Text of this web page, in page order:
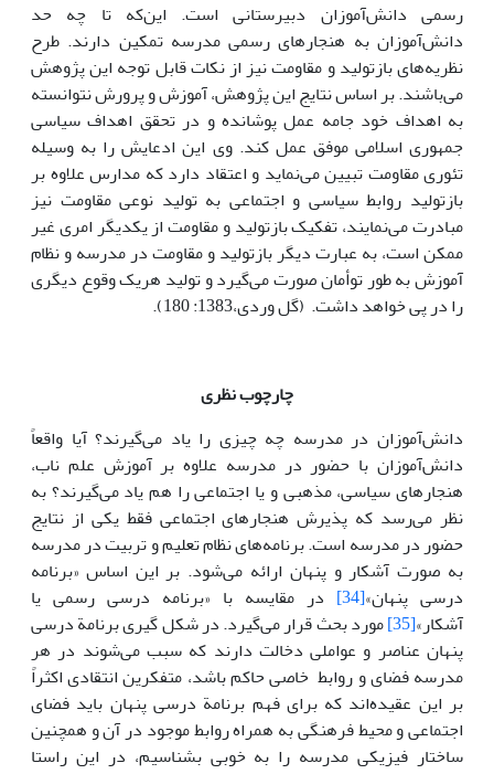
رسمی دانش‌آموزان دبیرستانی است. این‌که تا چه حد
دانش‌آموزان به هنجارهای رسمی مدرسه تمکین دارند. طرح
نظریه‌های بازتولید و مقاومت نیز از نکات قابل توجه این پژوهش
می‌باشند. بر اساس نتایج این پژوهش، آموزش و پرورش نتوانسته
به اهداف خود جامه عمل پوشانده و در تحقق اهداف سیاسی
جمهوری اسلامی موفق عمل کند. وی این ادعایش را به وسیله
تئوری مقاومت تبیین می‌نماید و اعتقاد دارد که مدارس علاوه بر
بازتولید روابط سیاسی و اجتماعی به تولید نوعی مقاومت نیز
مبادرت می‌نمایند، تفکیک بازتولید و مقاومت از یکدیگر امری غیر
ممکن است، به عبارت دیگر بازتولید و مقاومت در مدرسه و نظام
آموزش به طور توأمان صورت می‌گیرد و تولید هریک وقوع دیگری
را در پی خواهد داشت. (گل وردی،1383: 180).
چارچوب نظری
دانش‌آموزان در مدرسه چه چیزی را یاد می‌گیرند؟ آیا واقعاً
دانش‌آموزان با حضور در مدرسه علاوه بر آموزش علم ناب،
هنجارهای سیاسی، مذهبی و یا اجتماعی را هم یاد می‌گیرند؟ به
نظر می‌رسد که پذیرش هنجارهای اجتماعی فقط یکی از نتایج
حضور در مدرسه است. برنامه‌های نظام تعلیم و تربیت در مدرسه
به صورت آشکار و پنهان ارائه می‌شود. بر این اساس «برنامه
درسی پنهان»[34]
در مقایسه با «برنامه درسی رسمی یا
آشکار»[35]
مورد بحث قرار می‌گیرد. در شکل گیری برنامة درسی
پنهان عناصر و عواملی دخالت دارند که سبب می‌شوند در هر
مدرسه فضای و روابط خاصی حاکم باشد، متفکرین انتقادی اکثراً
بر این عقیده‌اند که برای فهم برنامة درسی پنهان باید فضای
اجتماعی و محیط فرهنگی به همراه روابط موجود در آن و همچنین
ساختار فیزیکی مدرسه را به خوبی بشناسیم، در این راستا